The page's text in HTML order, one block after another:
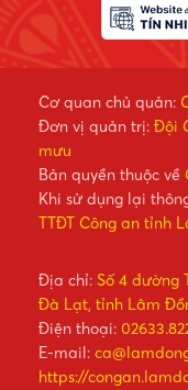
Cơ quan chủ quản:
Đơn vị quản trị: Đội
mưu
Bản quyền thuộc về
Khi sử dụng lại
TTĐT Công an tỉnh
Địa chỉ: Số 4 đường
Đà Lạt, tỉnh Lâm
Điện thoại:
E-mail:
https://